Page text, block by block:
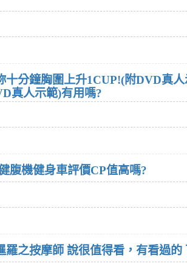
分鐘胸圍上升1CUP!(附DVD真
真人示範)有用嗎?
腹機健身車評價CP值高嗎?
之按摩師 說很值得看，有看過的